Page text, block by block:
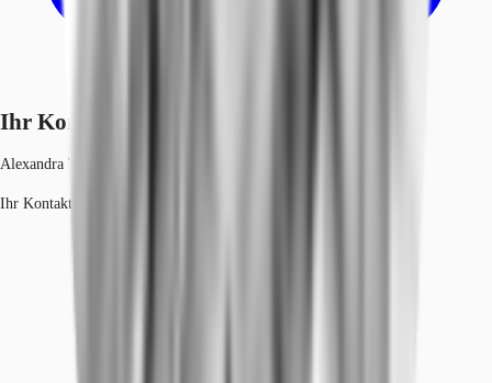
Ihr Kontakt
Alexandra Teich
Ihr Kontakt